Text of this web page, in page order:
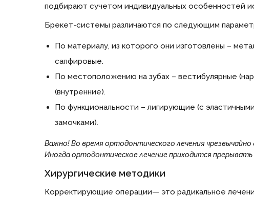
подбирают сучетом индивидуальных особенностей
Брекет-системы различаются по следующим
По материалу, из которого они изготовлены –
сапфировые.
По местоположению на зубах – вестибулярные
(внутренние).
По функциональности – лигирующие (с
замочками).
Важно! Во время ортодонтического лечения
Иногда ортодонтическое лечение приходится
Хирургические методики
Корректирующие операции— это радикальное